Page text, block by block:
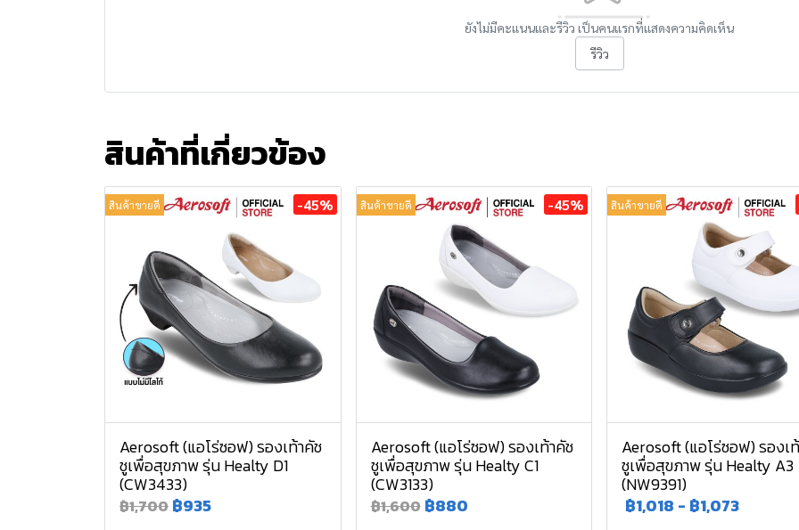
ยังไม่มีคะแนนและรีวิว เป็นคนแรกที่แสดงความคิดเห็น
รีวิว
สินค้าที่เกี่ยวข้อง
สินค้าขายดี -45%
Aerosoft (แอโร่ซอฟ) รองเท้าคัช
ชูเพื่อสุขภาพ รุ่น Healty D1
(CW3433)
฿1,700 ฿935
สินค้าขายดี -45%
Aerosoft (แอโร่ซอฟ) รองเท้าคัช
ชูเพื่อสุขภาพ รุ่น Healty C1
(CW3133)
฿1,600 ฿880
สินค้าขายดี
Aerosoft (แอโร่ซอฟ) รองเ
ชูเพื่อสุขภาพ รุ่น Healty A3
(NW9391)
฿1,018 - ฿1,073